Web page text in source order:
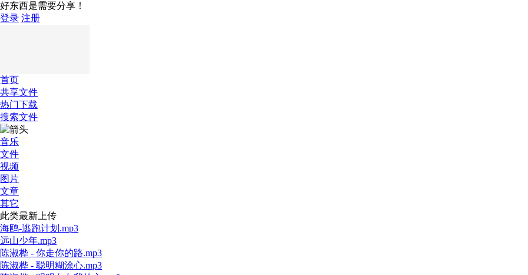
好东西是需要分享！
登录 注册
首页
共享文件
热门下载
搜索文件
音乐
文件
视频
图片
文章
其它
此类最新上传
海鸥-逃跑计划.mp3
远山少年.mp3
陈淑桦 - 你走你的路.mp3
陈淑桦 - 聪明糊涂心.mp3